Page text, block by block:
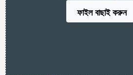
ফাইল বাছাই করুন